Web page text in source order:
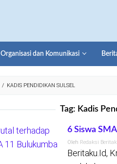
Organisasi dan Komunikasi
/ KADIS PENDIDIKAN SULSEL
Tag: Kadis
6 Siswa
Oleh Redaksi
Beritaku.Id,